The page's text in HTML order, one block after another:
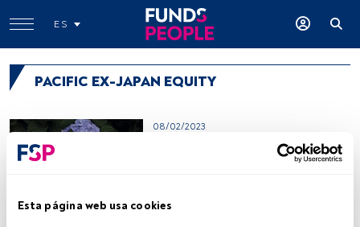
Esta página web usa cookies
ES
PACIFIC EX-JAPAN EQUITY
08/02/2023
Eurizon Fund - Equity Pacific
Ex-Japan LTE Class Unit Z EUR